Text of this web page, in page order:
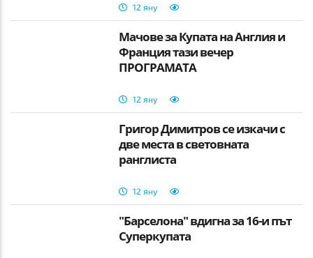
12 яну
Мачове за Купата на Англия и
Франция тази вечер
ПРОГРАМАТА
12 яну
Григор Димитров се изкачи с
две места в световната
ранглиста
12 яну
"Барселона" вдигна за 16-и път
Суперкупата